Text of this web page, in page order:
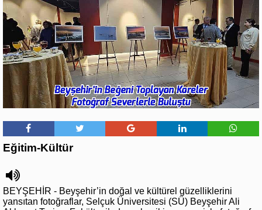
Eğitim-Kültür
BEYŞEHİR - Beyşehir’in doğal ve kültürel güzelliklerini
yansıtan fotoğraflar, Selçuk Üniversitesi (SÜ) Beyşehir Ali